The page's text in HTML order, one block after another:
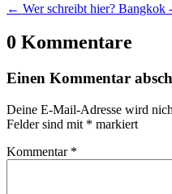
← Wer schreibt hier? Bangkok
0 Kommentare
Einen Kommentar
Deine E-Mail-Adresse wird
Felder sind mit * markiert
Kommentar *